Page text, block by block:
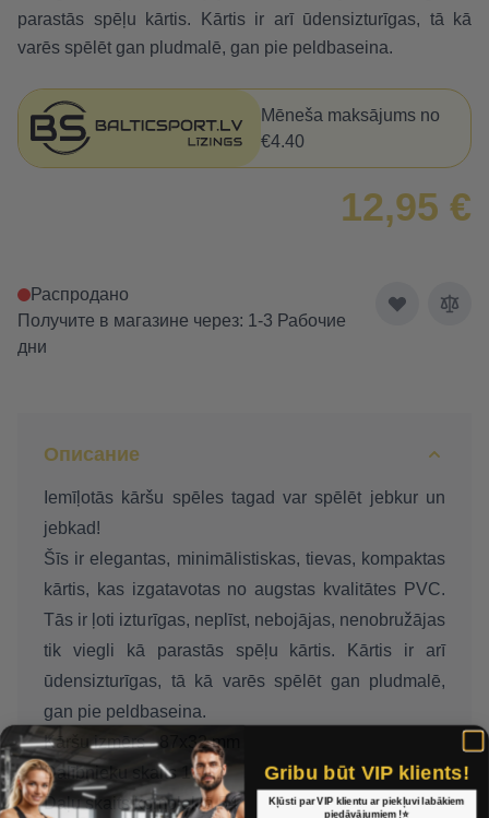
parastās spēļu kārtis. Kārtis ir arī ūdensizturīgas, tā kā
varēs spēlēt gan pludmalē, gan pie peldbaseina.
Mēneša maksājums no
€4.40
12,95 €
Распродано
Получите в магазине через: 1-3 Рабочие
дни
Описание
Iemīļotās kāršu spēles tagad var spēlēt jebkur un
jebkad!
Šīs ir elegantas, minimālistiskas, tievas, kompaktas
kārtis, kas izgatavotas no augstas kvalitātes PVC.
Tās ir ļoti izturīgas, neplīst, nebojājas, nenobružājas
tik viegli kā parastās spēļu kārtis. Kārtis ir arī
ūdensizturīgas, tā kā varēs spēlēt gan pludmalē,
gan pie peldbaseina.
Kāršu izmērs - 87x32 mm
Dalībnieku skaits 1 - 12
Daļu skaits komplektā 54
Gribu būt VIP klients!
Kļūsti par VIP klientu ar piekļuvi labākiem
piedāvājumiem !⭐